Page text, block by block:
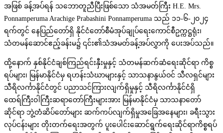
အဖြစ် ခန့်အပ်ရန် သဘောတူညီပြီးဖြစ်သော သံအမတ်ကြီး H.E. Mrs.
Ponnamperuma Arachige Prabashini Ponnamperuma သည် ၁၁-၆-၂၀၂၄
ရက်တွင် နေပြည်တော်ရှိ နိုင်ငံတော်စီမံအုပ်ချုပ်ရေးကောင်စီဥက္ကဋ္ဌရုံး၊
သံတမန်ဆောင်ဧည့်ခန်းမ၌ ၎င်း၏သံအမတ်ခန့်အပ်လွှာကို ပေးအပ်သည်။
ထို့နောက် နှစ်နိုင်ငံချစ်ကြည်ရင်းနှီးမှုနှင့် သံတမန်ဆက်ဆံရေးဆိုင်ရာ ကိစ္စ
ရပ်များ၊ မြန်မာနိုင်ငံမှ ရဟန်းသံဃာများနှင့် သာသနာနွယ်ဝင် သီလရှင်များ
သီရိလင်္ကာနိုင်ငံတွင် ပညာသင်ကြားလျက်ရှိမှုနှင့် သီရိလင်္ကာနိုင်ငံရှိ
ထေရ်ကြီးဝါကြီးဆရာတော်ကြီးများအား မြန်မာနိုင်ငံမှ သာသနာတော်
ဆိုင်ရာ ဘွဲ့တံဆိပ်တော်များ ဆက်ကပ်လျက်ရှိမှုအခြေအနေများ၊ ခရီးသွား
လုပ်ငန်းများ တိုးတက်ရေးအတွက် ပူးပေါင်းဆောင်ရွက်ရေးဆိုင်ရာကိစ္စရပ်